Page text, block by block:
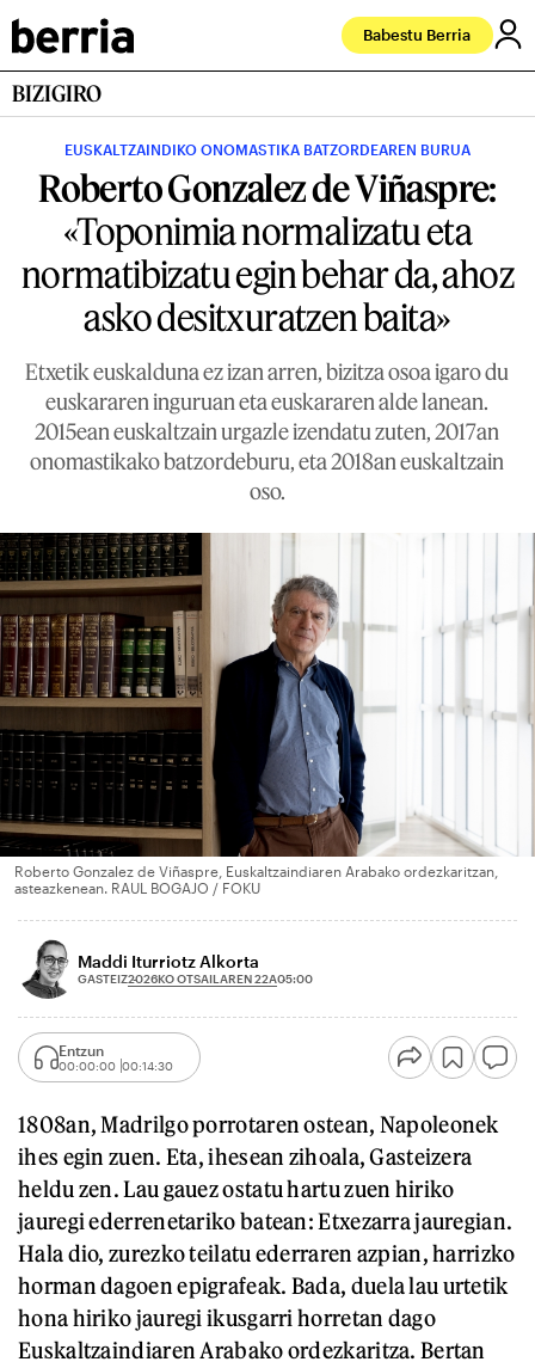
Babestu Berria
BIZIGIRO
EUSKALTZAINDIKO ONOMASTIKA BATZORDEAREN BURUA
Roberto Gonzalez de Viñaspre:
«Toponimia normalizatu eta
normatibizatu egin behar da, ahoz
asko desitxuratzen baita»
Etxetik euskalduna ez izan arren, bizitza osoa igaro du
euskararen inguruan eta euskararen alde lanean.
2015ean euskaltzain urgazle izendatu zuten, 2017an
onomastikako batzordeburu, eta 2018an euskaltzain
oso.
Roberto Gonzalez de Viñaspre, Euskaltzaindiaren Arabako ordezkaritzan,
asteazkenean. RAUL BOGAJO / FOKU
Maddi Iturriotz Alkorta
GASTEIZ2026KO OTSAILAREN 22A05:00
Entzun
00:00:00 00:14:30
1808an, Madrilgo porrotaren ostean, Napoleonek
ihes egin zuen. Eta, ihesean zihoala, Gasteizera
heldu zen. Lau gauez ostatu hartu zuen hiriko
jauregi ederrenetariko batean: Etxezarra jauregian.
Hala dio, zurezko teilatu ederraren azpian, harrizko
horman dagoen epigrafeak. Bada, duela lau urtetik
hona hiriko jauregi ikusgarri horretan dago
Euskaltzaindiaren Arabako ordezkaritza. Bertan